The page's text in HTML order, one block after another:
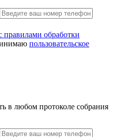
правилами обработки
пользовательское
в любом протоколе собрания